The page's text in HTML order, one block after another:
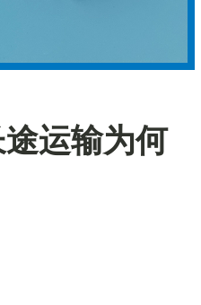
运输为何